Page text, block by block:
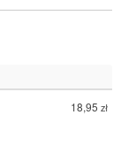
18,95 zł